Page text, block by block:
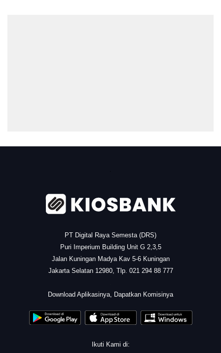
PT Digital Raya Semesta (DRS)
Puri Imperium Building Unit G 2,3,5
Jalan Kuningan Madya Kav 5-6 Kuningan
Jakarta Selatan 12980, Tlp. 021 294 88 777
Download Aplikasinya, Dapatkan Komisinya
Ikuti Kami di: